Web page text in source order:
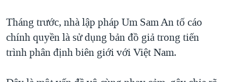
Tháng trước, nhà lập pháp Um Sam An tố cáo
chính quyền là sử dụng bản đồ giả trong tiến
trình phân định biên giới với Việt Nam.